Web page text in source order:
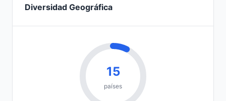
Diversidad Geográfica
15
países